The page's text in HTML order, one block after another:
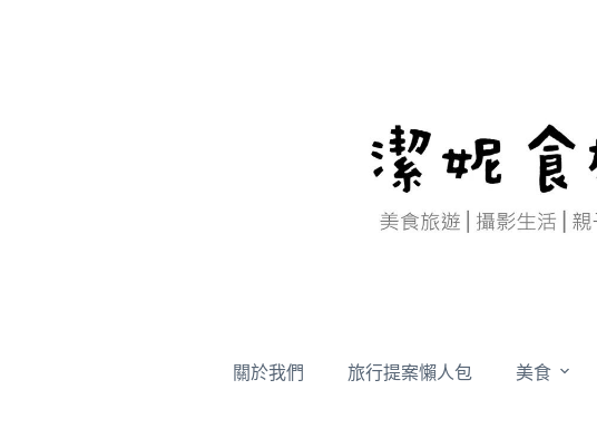
關於我們 旅行提案懶人包 美食